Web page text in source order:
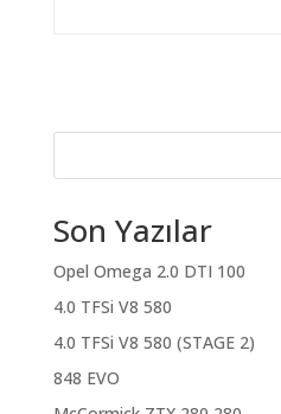
Son Yazılar
Opel Omega 2.0 DTI 100
4.0 TFSi V8 580
4.0 TFSi V8 580 (STAGE 2)
848 EVO